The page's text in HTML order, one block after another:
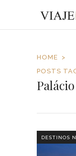
HOME
POSTS
DESTINOS